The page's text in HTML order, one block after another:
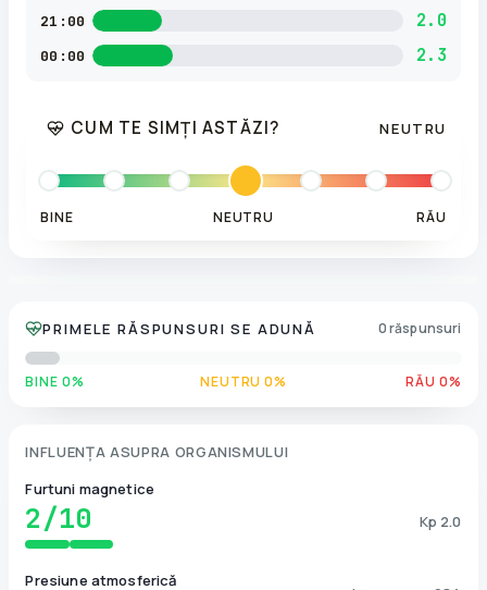
21:00 2.0
00:00 2.3
CUM TE SIMȚI ASTĂZI? NEUTRU
BINE NEUTRU RĂU
PRIMELE RĂSPUNSURI SE ADUNĂ 0 răspunsuri
BINE 0% NEUTRU 0% RĂU 0%
INFLUENȚA ASUPRA ORGANISMULUI
Furtuni magnetice
2/10 Kp 2.0
Presiune atmosferică